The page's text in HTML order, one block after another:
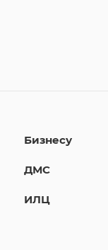
Бизнесу
ДМС
ИЛЦ